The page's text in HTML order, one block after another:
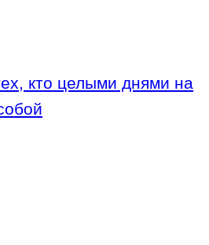
кто целыми днями на